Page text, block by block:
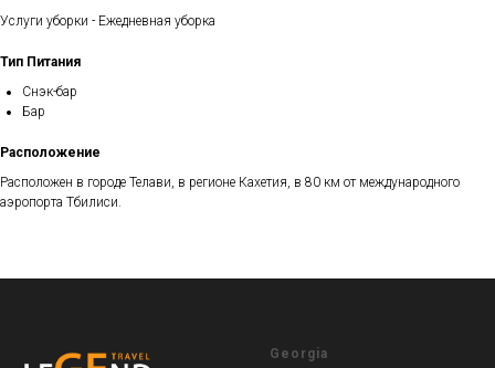
Услуги уборки - Ежедневная уборка
Тип Питания
Снэк-бар
Бар
Расположение
Расположен в городе Телави, в регионе Кахетия, в 80 км от международного
аэропорта Тбилиси.
Georgia